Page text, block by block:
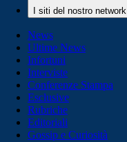
I siti del nostro network
News
Ultime News
Infortuni
Interviste
Conferenze Stampa
Esclusive
Rubriche
Editoriali
Gossip e Curiosità